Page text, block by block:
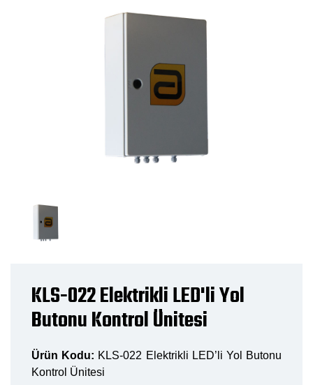
KLS-022 Elektrikli LED'li Yol
Butonu Kontrol Ünitesi
Ürün Kodu: KLS-022 Elektrikli LED’li Yol Butonu
Kontrol Ünitesi